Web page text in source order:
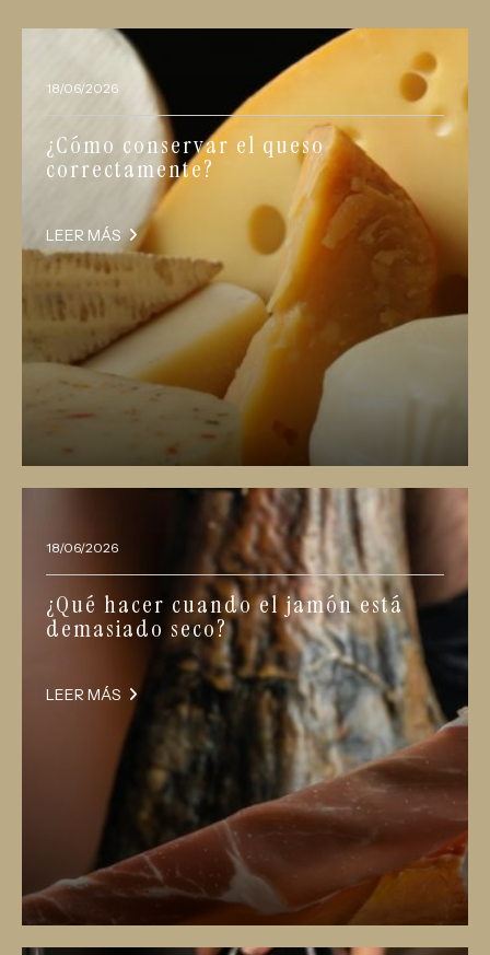
18/06/2026
¿Cómo conservar el queso
correctamente?
LEER MÁS
18/06/2026
¿Qué hacer cuando el jamón está
demasiado seco?
LEER MÁS